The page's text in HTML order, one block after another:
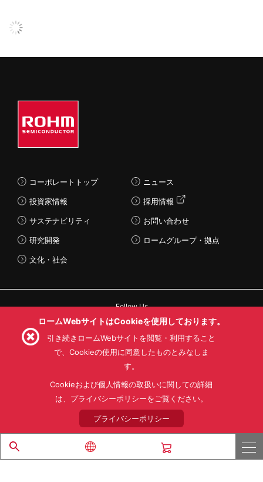
コーポレートトップ
投資家情報
サステナビリティ
研究開発
文化・社会
ニュース
採用情報
お問い合わせ
ロームグループ・拠点
Follow Us
利用目的
プライバシーポリシー
サイトマップ
ローム製品の販売に関する標準契約条件書(PDF)
© 1997 - 2026 ROHM CO., LTD. ALL RIGHTS RESERVED.
ロームWebサイトはCookieを使用しております。
引き続きロームWebサイトを閲覧・利用すること
で、Cookieの使用に同意したものとみなしま
す。
Cookieおよび個人情報の取扱いに関しての詳細
は、プライバシーポリシーをご覧ください。
プライバシーポリシー